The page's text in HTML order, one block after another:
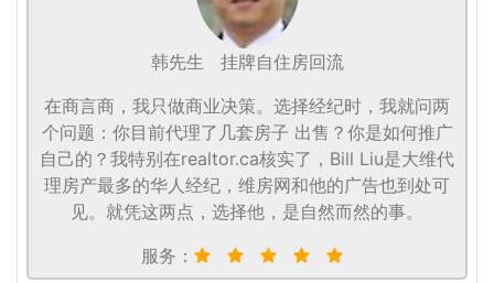
韩先生
挂牌自住房回流
在商言商，我只做商业决策。选择经纪时，我就问两
个问题：你目前代理了几套房子 出售？你是如何推广
自己的？我特别在realtor.ca核实了，Bill Liu是大维代
理房产最多的华人经纪，维房网和他的广告也到处可
见。就凭这两点，选择他，是自然而然的事。
服务：